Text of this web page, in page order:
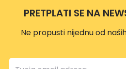
PRETPLATI SE NA
Ne propusti nijednu od